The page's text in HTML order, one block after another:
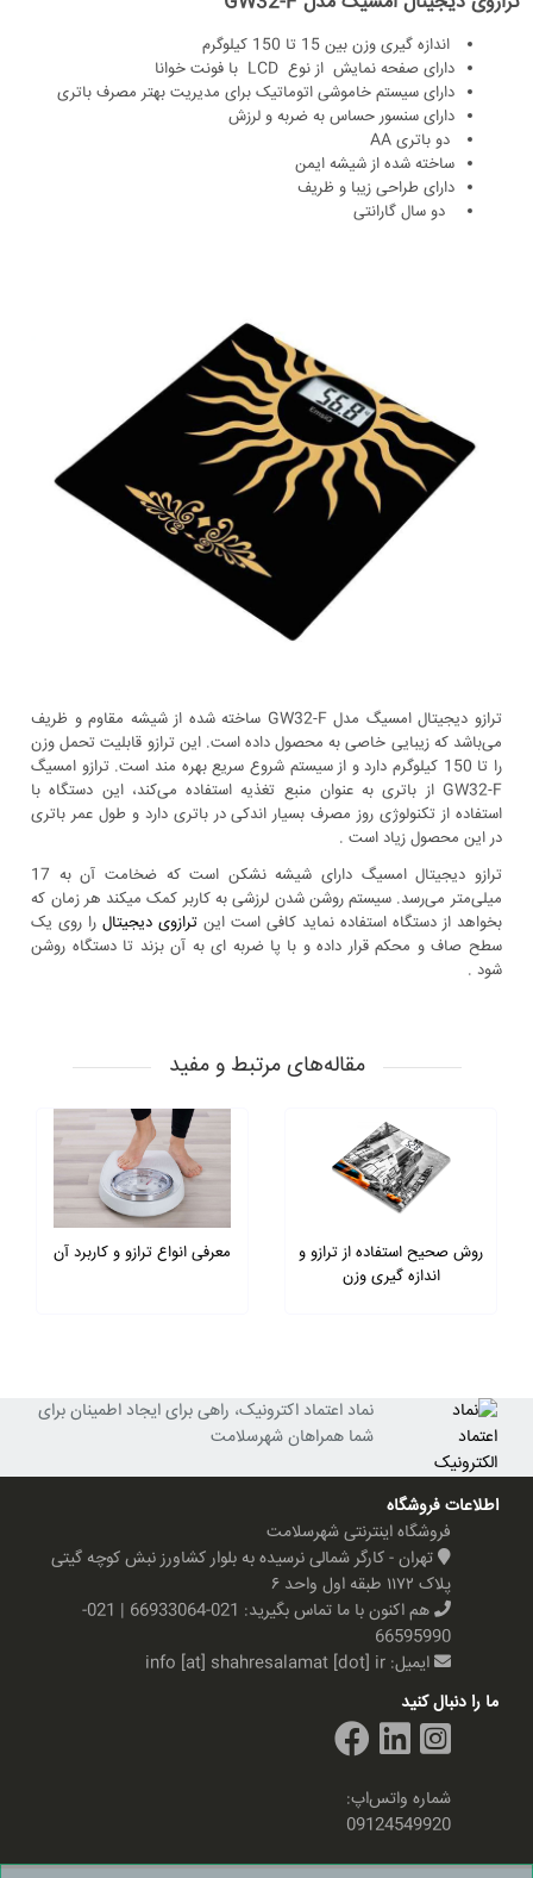
اندازه گیری وزن بین 15 تا 150 کیلوگرم
دارای صفحه نمایش از نوع LCD با فونت خوانا
دارای سیستم خاموشی اتوماتیک برای مدیریت بهتر مصرف باتری
دارای سنسور حساس به ضربه و لرزش
دو باتری AA
ساخته شده از شیشه ایمن
دارای طراحی زیبا و ظریف
دو سال گارانتی
ترازو دیجیتال امسیگ مدل GW32-F ساخته شده از شیشه مقاوم و ظریف
می‌باشد که زیبایی خاصی به محصول داده است. این ترازو قابلیت تحمل وزن
را تا 150 کیلوگرم دارد و از سیستم شروع سریع بهره مند است. ترازو امسیگ
GW32-F از باتری به عنوان منبع تغذیه استفاده می‌کند، این دستگاه با
استفاده از تکنولوژی روز مصرف بسیار اندکی در باتری دارد و طول عمر باتری
در این محصول زیاد است .
ترازو دیجیتال امسیگ دارای شیشه نشکن است که ضخامت آن به 17
میلی‌متر می‌رسد. سیستم روشن شدن لرزشی به کاربر کمک میکند هر زمان که
بخواهد از دستگاه استفاده نماید کافی است این ترازوی دیجیتالرا روی یک
سطح صاف و محکم قرار داده و با پا ضربه ای به آن بزند تا دستگاه روشن
شود .
مقاله‌های مرتبط و مفید
روش صحیح استفاده از ترازو و
اندازه گیری وزن
معرفی انواع ترازو و کاربرد آن
نماد اعتماد اکترونیک، راهی برای ایجاد اطمینان برای
شما همراهان شهرسلامت
اطلاعات فروشگاه
فروشگاه اینترنتی شهرسلامت
تهران - کارگر شمالی نرسیده به بلوار کشاورز نبش کوچه گیتی
پلاک ۱۱۷۲ طبقه اول واحد ۶
هم اکنون با ما تماس بگیرید:
021-66933064 | 021-
66595990
ایمیل: info [at] shahresalamat [dot] ir
ما را دنبال کنید
شماره واتس‌اپ:
09124549920